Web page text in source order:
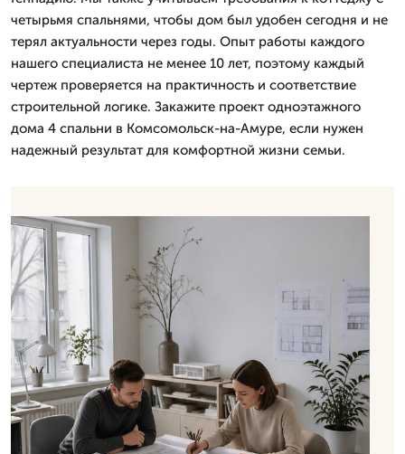
четырьмя спальнями, чтобы дом был удобен сегодня и не
терял актуальности через годы. Опыт работы каждого
нашего специалиста не менее 10 лет, поэтому каждый
чертеж проверяется на практичность и соответствие
строительной логике. Закажите проект одноэтажного
дома 4 спальни в Комсомольск-на-Амуре, если нужен
надежный результат для комфортной жизни семьи.